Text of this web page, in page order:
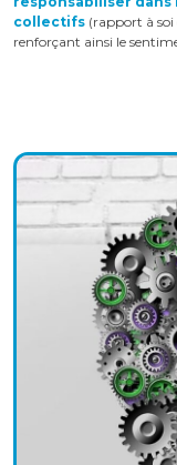
collectifs (rapport à soi
renforçant ainsi le